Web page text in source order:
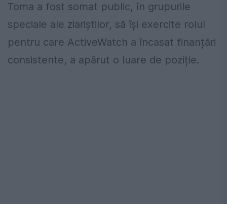
Toma a fost somat public, în grupurile
speciale ale ziariștilor, să își exercite rolul
pentru care ActiveWatch a încasat finanțări
consistente, a apărut o luare de poziție.